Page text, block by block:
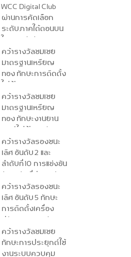
WCC Digital Club
ผ่านการคัดเลือก
ระดับภาคใต้ตอนบน
ในการแข่งขัน
National Coding &
AI Competition :
Coding Thailand
2026
คว้ารางวัลชมเชย
มาตรฐานเหรียญ
ทอง ทักษะการติดตั้ง
ไฟฟ้าและควบคุม
ไฟฟ้า (ระดับ ปวช.)
ระดับชาติ ครั้งที่ 34
ประจำปีการศึกษา
2568
คว้ารางวัลชมเชย
มาตรฐานเหรียญ
ทอง ทักษะงานยาน
ยนต์ไฟฟ้า (ระดับ
ปวส.) ระดับชาติ ครั้ง
ที่ 34 ประจำปีการ
ศึกษา 2568
คว้ารางวัลรองชนะ
เลิศ อันดับ 2 และ
ลำดับที่ 10 การแข่งขัน
ทักษะขับขี่ปลอดภัย
Honda ครั้งที่ 6
ระดับชาติ ประจำปี
การศึกษา 2568
คว้ารางวัลรองชนะ
เลิศ อันดับ 5 ทักษะ
การติดตั้งเครื่อง
ปรับอากาศ ระดับ
ปวช. ระดับภาคใต้
ครั้งที่ 36
คว้ารางวัลชมเชย
ทักษะการประยุกต์ใช้
งานระบบควบคุม